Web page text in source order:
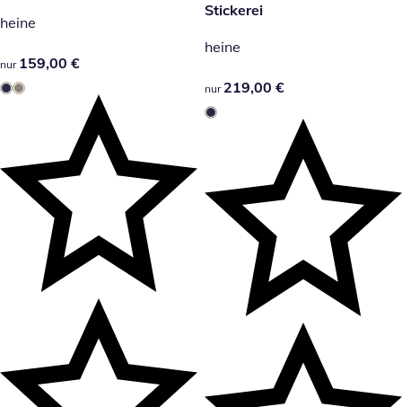
heine
159,00 €
nur 159,00 €
Stickerei
heine
219,00 €
nur 219,00 €